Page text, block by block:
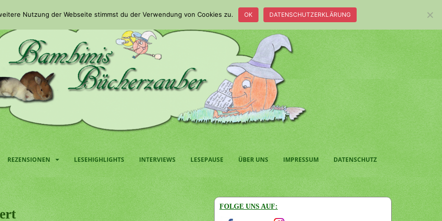
REZENSIONEN LESEHIGHLIGHTS INTERVIEWS LESEPAUSE ÜBER UNS IMPRESSUM DATENSCHUTZ
FOLGE UNS AUF:
Nutzung der Webseite stimmst du der Verwendung von Cookies zu. OK DATENSCHUTZERKLÄRUNG